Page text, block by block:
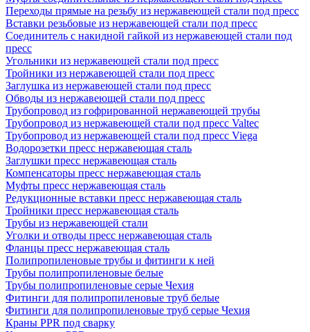
Переходы прямые на резьбу из нержавеющей стали под пресс
Вставки резьбовые из нержавеющей стали под пресс
Соединитель с накидной гайкой из нержавеющей стали под
пресс
Угольники из нержавеющей стали под пресс
Тройники из нержавеющей стали под пресс
Заглушка из нержавеющей стали под пресс
Обводы из нержавеющей стали под пресс
Трубопровод из гофрированной нержавеющей трубы
Трубопровод из нержавеющей стали под пресс Valtec
Трубопровод из нержавеющей стали под пресс Viega
Водорозетки пресс нержавеющая сталь
Заглушки пресс нержавеющая сталь
Компенсаторы пресс нержавеющая сталь
Муфты пресс нержавеющая сталь
Редукционные вставки пресс нержавеющая сталь
Тройники пресс нержавеющая сталь
Трубы из нержавеющей стали
Уголки и отводы пресс нержавеющая сталь
Фланцы пресс нержавеющая сталь
Полипропиленовые трубы и фитинги к ней
Трубы полипропиленовые белые
Трубы полипропиленовые серые Чехия
Фитинги для полипропиленовые труб белые
Фитинги для полипропиленовые труб серые Чехия
Краны PPR под сварку